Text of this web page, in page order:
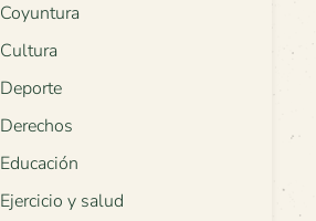
Coyuntura
Cultura
Deporte
Derechos
Educación
Ejercicio y salud